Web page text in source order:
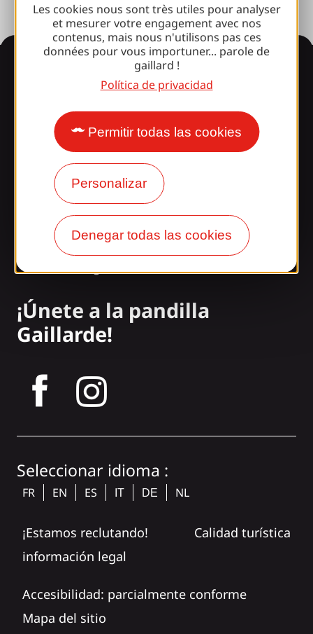
Les cookies nous sont très utiles pour analyser
et mesurer votre engagement avec nos
contenus, mais nous n'utilisons pas ces
données pour vous importuner... parole de
gaillard !
Política de privacidad
Permitir todas las cookies
Personalizar
Denegar todas las cookies
Información
¿Le sorprende nuestro
diseño?
Nuestros horarios
Acceso y transporte
Nuestros folletos
Nuestro blog
¡Únete a la pandilla
Gaillarde!
Seleccionar idioma :
FR EN ES IT DE NL
¡Estamos reclutando!
Calidad turística
información legal
Accesibilidad: parcialmente conforme
Mapa del sitio